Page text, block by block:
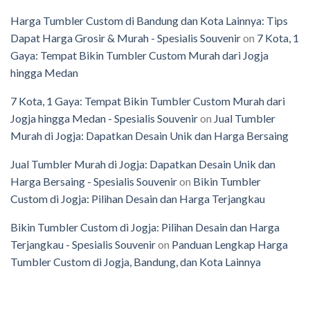
Harga Tumbler Custom di Bandung dan Kota Lainnya: Tips
Dapat Harga Grosir & Murah - Spesialis Souveniron 7 Kota, 1
Gaya: Tempat Bikin Tumbler Custom Murah dari Jogja
hingga Medan
7 Kota, 1 Gaya: Tempat Bikin Tumbler Custom Murah dari
Jogja hingga Medan - Spesialis Souveniron Jual Tumbler
Murah di Jogja: Dapatkan Desain Unik dan Harga Bersaing
Jual Tumbler Murah di Jogja: Dapatkan Desain Unik dan
Harga Bersaing - Spesialis Souveniron Bikin Tumbler
Custom di Jogja: Pilihan Desain dan Harga Terjangkau
Bikin Tumbler Custom di Jogja: Pilihan Desain dan Harga
Terjangkau - Spesialis Souveniron Panduan Lengkap Harga
Tumbler Custom di Jogja, Bandung, dan Kota Lainnya